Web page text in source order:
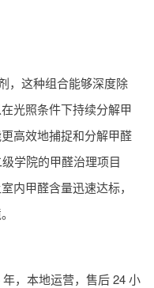
，这种组合能够深度除
光照条件下持续分解甲
高效地捕捉和分解甲醛
学院的甲醛治理项目
内甲醛含量迅速达标，
，本地运营，售后 24 小